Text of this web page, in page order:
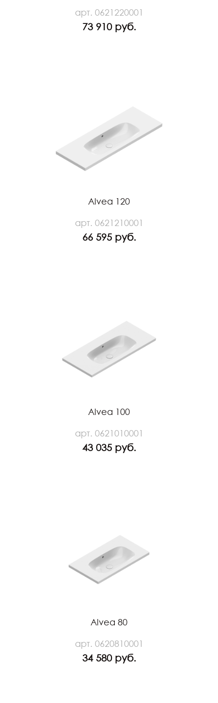
арт. 0621220001
73 910 руб.
Alvea 120
арт. 0621210001
66 595 руб.
Alvea 100
арт. 0621010001
43 035 руб.
Alvea 80
арт. 0620810001
34 580 руб.